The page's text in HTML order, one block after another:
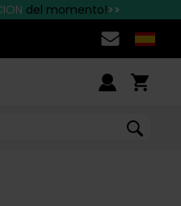
del momento!>>
en España!
en Darnashop